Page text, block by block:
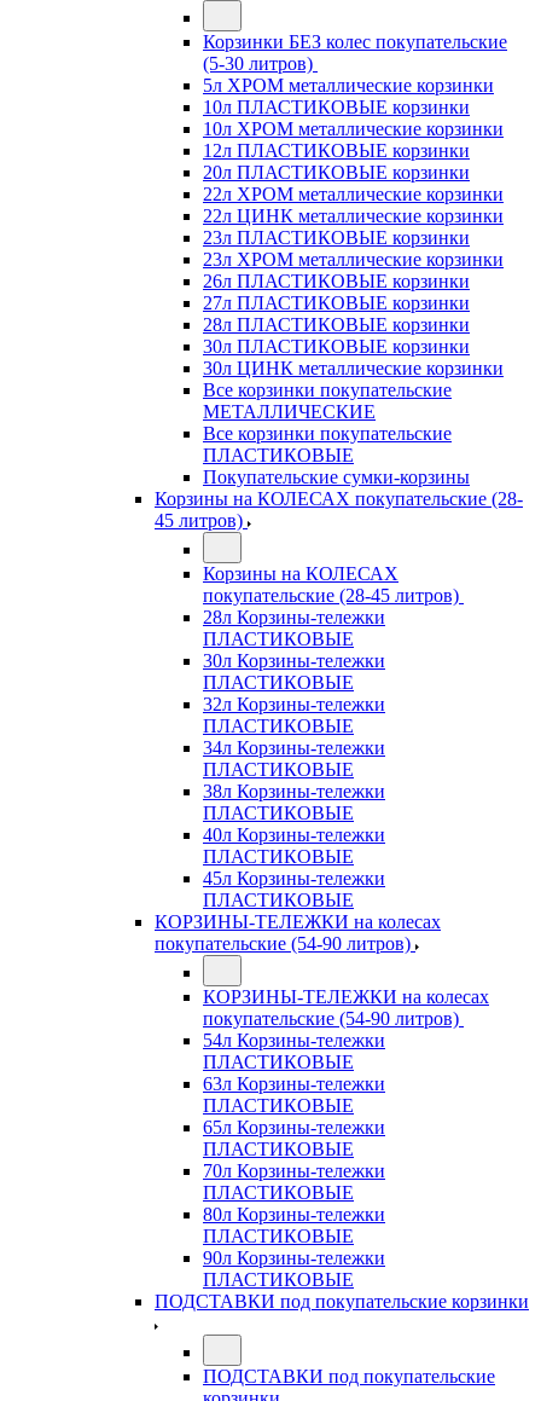
Корзинки БЕЗ колес покупательские
(5-30 литров)
5л ХРОМ металлические корзинки
10л ПЛАСТИКОВЫЕ корзинки
10л ХРОМ металлические корзинки
12л ПЛАСТИКОВЫЕ корзинки
20л ПЛАСТИКОВЫЕ корзинки
22л ХРОМ металлические корзинки
22л ЦИНК металлические корзинки
23л ПЛАСТИКОВЫЕ корзинки
23л ХРОМ металлические корзинки
26л ПЛАСТИКОВЫЕ корзинки
27л ПЛАСТИКОВЫЕ корзинки
28л ПЛАСТИКОВЫЕ корзинки
30л ПЛАСТИКОВЫЕ корзинки
30л ЦИНК металлические корзинки
Все корзинки покупательские
МЕТАЛЛИЧЕСКИЕ
Все корзинки покупательские
ПЛАСТИКОВЫЕ
Покупательские сумки-корзины
Корзины на КОЛЕСАХ покупательские (28-
45 литров)
Корзины на КОЛЕСАХ
покупательские (28-45 литров)
28л Корзины-тележки
ПЛАСТИКОВЫЕ
30л Корзины-тележки
ПЛАСТИКОВЫЕ
32л Корзины-тележки
ПЛАСТИКОВЫЕ
34л Корзины-тележки
ПЛАСТИКОВЫЕ
38л Корзины-тележки
ПЛАСТИКОВЫЕ
40л Корзины-тележки
ПЛАСТИКОВЫЕ
45л Корзины-тележки
ПЛАСТИКОВЫЕ
КОРЗИНЫ-ТЕЛЕЖКИ на колесах
покупательские (54-90 литров)
КОРЗИНЫ-ТЕЛЕЖКИ на колесах
покупательские (54-90 литров)
54л Корзины-тележки
ПЛАСТИКОВЫЕ
63л Корзины-тележки
ПЛАСТИКОВЫЕ
65л Корзины-тележки
ПЛАСТИКОВЫЕ
70л Корзины-тележки
ПЛАСТИКОВЫЕ
80л Корзины-тележки
ПЛАСТИКОВЫЕ
90л Корзины-тележки
ПЛАСТИКОВЫЕ
ПОДСТАВКИ под покупательские корзинки
ПОДСТАВКИ под покупательские